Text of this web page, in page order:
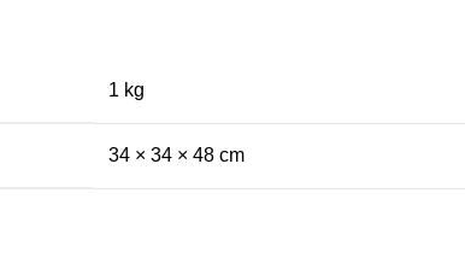
1 kg
34 × 34 × 48 cm